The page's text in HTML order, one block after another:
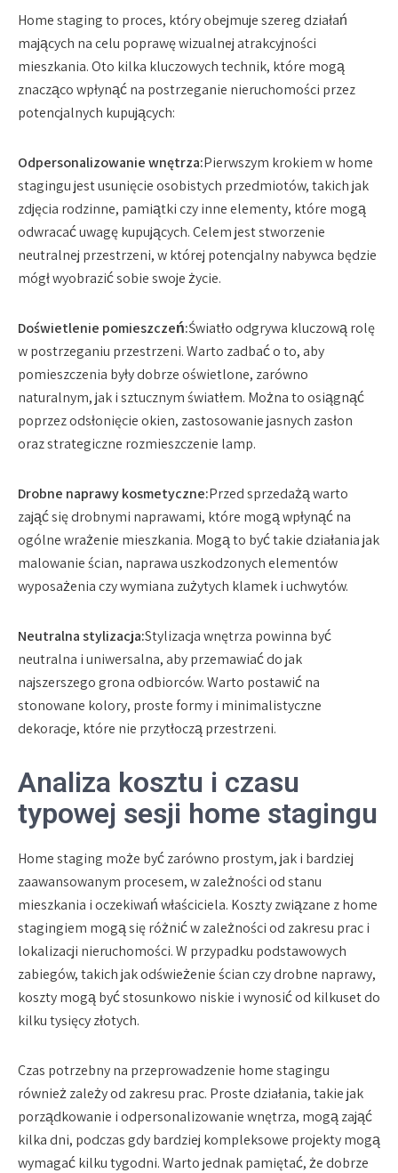
Home staging to proces, który obejmuje szereg działań
mających na celu poprawę wizualnej atrakcyjności
mieszkania. Oto kilka kluczowych technik, które mogą
znacząco wpłynąć na postrzeganie nieruchomości przez
potencjalnych kupujących:
Odpersonalizowanie wnętrza:Pierwszym krokiem w home
stagingu jest usunięcie osobistych przedmiotów, takich jak
zdjęcia rodzinne, pamiątki czy inne elementy, które mogą
odwracać uwagę kupujących. Celem jest stworzenie
neutralnej przestrzeni, w której potencjalny nabywca będzie
mógł wyobrazić sobie swoje życie.
Doświetlenie pomieszczeń:Światło odgrywa kluczową rolę
w postrzeganiu przestrzeni. Warto zadbać o to, aby
pomieszczenia były dobrze oświetlone, zarówno
naturalnym, jak i sztucznym światłem. Można to osiągnąć
poprzez odsłonięcie okien, zastosowanie jasnych zasłon
oraz strategiczne rozmieszczenie lamp.
Drobne naprawy kosmetyczne:Przed sprzedażą warto
zająć się drobnymi naprawami, które mogą wpłynąć na
ogólne wrażenie mieszkania. Mogą to być takie działania jak
malowanie ścian, naprawa uszkodzonych elementów
wyposażenia czy wymiana zużytych klamek i uchwytów.
Neutralna stylizacja:Stylizacja wnętrza powinna być
neutralna i uniwersalna, aby przemawiać do jak
najszerszego grona odbiorców. Warto postawić na
stonowane kolory, proste formy i minimalistyczne
dekoracje, które nie przytłoczą przestrzeni.
Analiza kosztu i czasu
typowej sesji home stagingu
Home staging może być zarówno prostym, jak i bardziej
zaawansowanym procesem, w zależności od stanu
mieszkania i oczekiwań właściciela. Koszty związane z home
stagingiem mogą się różnić w zależności od zakresu prac i
lokalizacji nieruchomości. W przypadku podstawowych
zabiegów, takich jak odświeżenie ścian czy drobne naprawy,
koszty mogą być stosunkowo niskie i wynosić od kilkuset do
kilku tysięcy złotych.
Czas potrzebny na przeprowadzenie home stagingu
również zależy od zakresu prac. Proste działania, takie jak
porządkowanie i odpersonalizowanie wnętrza, mogą zająć
kilka dni, podczas gdy bardziej kompleksowe projekty mogą
wymagać kilku tygodni. Warto jednak pamiętać, że dobrze